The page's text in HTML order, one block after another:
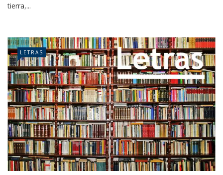
tierra,...
LETRAS